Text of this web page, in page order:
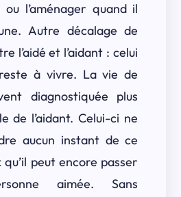
ou l’aménager quand il
Autre décalage de
l’aidé et l’aidant : celui
à vivre. La vie de
diagnostiquée plus
de l’aidant. Celui-ci ne
aucun instant de ce
peut encore passer
aimée. Sans